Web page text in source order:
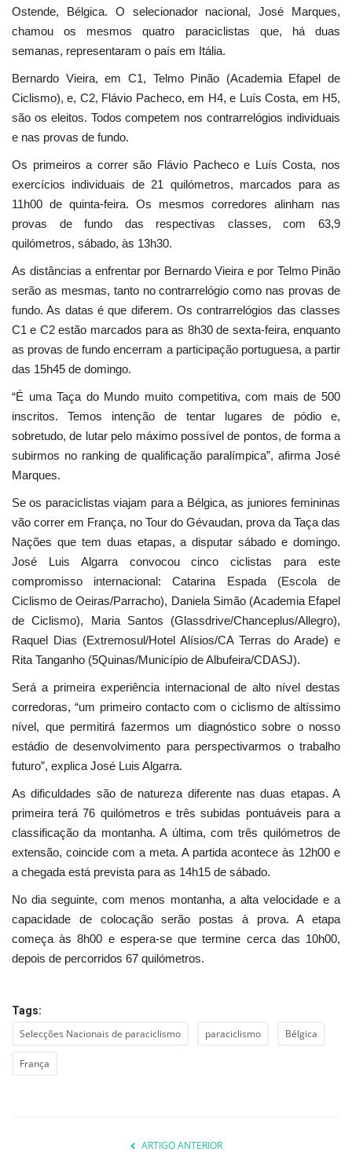
Ostende, Bélgica. O selecionador nacional, José Marques,
chamou os mesmos quatro paraciclistas que, há duas
semanas, representaram o país em Itália.
Bernardo Vieira, em C1, Telmo Pinão (Academia Efapel de
Ciclismo), e, C2, Flávio Pacheco, em H4, e Luís Costa, em H5,
são os eleitos. Todos competem nos contrarrelógios individuais
e nas provas de fundo.
Os primeiros a correr são Flávio Pacheco e Luís Costa, nos
exercícios individuais de 21 quilómetros, marcados para as
11h00 de quinta-feira. Os mesmos corredores alinham nas
provas de fundo das respectivas classes, com 63,9
quilómetros, sábado, às 13h30.
As distâncias a enfrentar por Bernardo Vieira e por Telmo Pinão
serão as mesmas, tanto no contrarrelógio como nas provas de
fundo. As datas é que diferem. Os contrarrelógios das classes
C1 e C2 estão marcados para as 8h30 de sexta-feira, enquanto
as provas de fundo encerram a participação portuguesa, a partir
das 15h45 de domingo.
“É uma Taça do Mundo muito competitiva, com mais de 500
inscritos. Temos intenção de tentar lugares de pódio e,
sobretudo, de lutar pelo máximo possível de pontos, de forma a
subirmos no ranking de qualificação paralímpica”, afirma José
Marques.
Se os paraciclistas viajam para a Bélgica, as juniores femininas
vão correr em França, no Tour do Gévaudan, prova da Taça das
Nações que tem duas etapas, a disputar sábado e domingo.
José Luis Algarra convocou cinco ciclistas para este
compromisso internacional: Catarina Espada (Escola de
Ciclismo de Oeiras/Parracho), Daniela Simão (Academia Efapel
de Ciclismo), Maria Santos (Glassdrive/Chanceplus/Allegro),
Raquel Dias (Extremosul/Hotel Alísios/CA Terras do Arade) e
Rita Tanganho (5Quinas/Município de Albufeira/CDASJ).
Será a primeira experiência internacional de alto nível destas
corredoras, “um primeiro contacto com o ciclismo de altíssimo
nível, que permitirá fazermos um diagnóstico sobre o nosso
estádio de desenvolvimento para perspectivarmos o trabalho
futuro”, explica José Luis Algarra.
As dificuldades são de natureza diferente nas duas etapas. A
primeira terá 76 quilómetros e três subidas pontuáveis para a
classificação da montanha. A última, com três quilómetros de
extensão, coincide com a meta. A partida acontece às 12h00 e
a chegada está prevista para as 14h15 de sábado.
No dia seguinte, com menos montanha, a alta velocidade e a
capacidade de colocação serão postas à prova. A etapa
começa às 8h00 e espera-se que termine cerca das 10h00,
depois de percorridos 67 quilómetros.
Tags:
Selecções Nacionais de paraciclismo paraciclismo Bélgica
França
ARTIGO ANTERIOR